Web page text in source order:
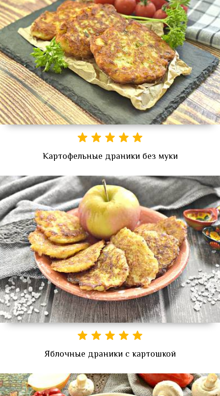
Картофельные драники без муки
Яблочные драники с картошкой